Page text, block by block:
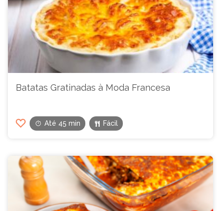
Batatas Gratinadas à Moda Francesa
Até 45 min Fácil